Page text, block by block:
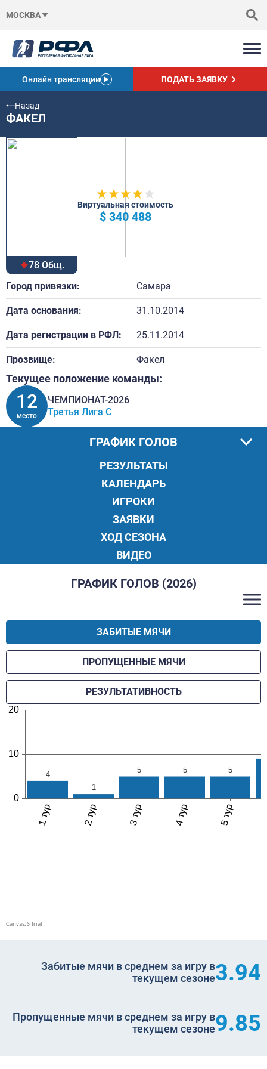
МОСКВА
Онлайн трансляции ПОДАТЬ ЗАЯВКУ
Назад
ФАКЕЛ
78 Общ.
Виртуальная стоимость
$ 340 488
Город привязки: Самара
Дата основания: 31.10.2014
Дата регистрации в РФЛ: 25.11.2014
Прозвище: Факел
Текущее положение команды:
12
место
ЧЕМПИОНАТ-2026
Третья Лига C
РЕЗУЛЬТАТЫ
КАЛЕНДАРЬ
ИГРОКИ
ЗАЯВКИ
ХОД СЕЗОНА
ГРАФИК ГОЛОВ
ВИДЕО
ГРАФИК ГОЛОВ (2026)
ЗАБИТЫЕ МЯЧИ
ПРОПУЩЕННЫЕ МЯЧИ
РЕЗУЛЬТАТИВНОСТЬ
Забитые мячи в среднем за игру в
текущем сезоне3.94
Пропущенные мячи в среднем за игру в
текущем сезоне9.85